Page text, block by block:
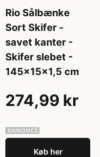
Rio Sålbænke
Sort Skifer -
savet kanter -
Skifer slebet -
145x15x1,5 cm
274,99 kr
Køb her